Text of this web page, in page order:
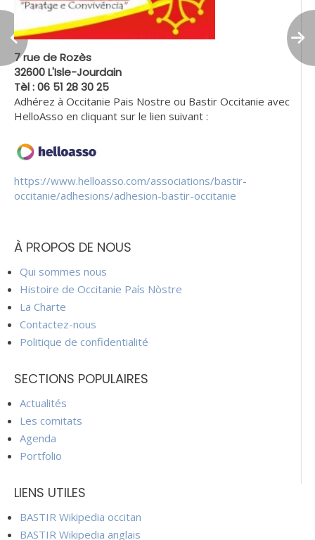
7 rue de Rozès
32600 L'Isle-Jourdain
Tèl : 06 51 28 30 25
Adhérez à Occitanie Pais Nostre ou Bastir Occitanie avec
HelloAsso en cliquant sur le lien suivant :
https://www.helloasso.com/associations/bastir-
occitanie/adhesions/adhesion-bastir-occitanie
À PROPOS DE NOUS
Qui sommes nous
Histoire de Occitanie País Nòstre
La Charte
Contactez-nous
Politique de confidentialité
SECTIONS POPULAIRES
Actualités
Les comitats
Agenda
Portfolio
LIENS UTILES
BASTIR Wikipedia occitan
BASTIR Wikipedia anglais